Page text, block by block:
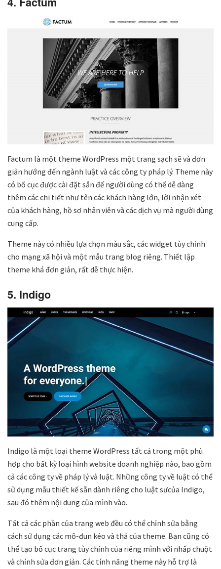
Factum là một theme WordPress một trang sạch sẽ và đơn
giản hướng đến ngành luật và các công ty pháp lý. Theme này
có bố cục được cài đặt sẵn để người dùng có thể dễ dàng
thêm các chi tiết như tên các khách hàng lớn, lời nhận xét
của khách hàng, hồ sơ nhân viên và các dịch vụ mà người dùng
cung cấp.
Theme này có nhiều lựa chọn màu sắc, các widget tùy chỉnh
cho mạng xã hội và một mẫu trang blog riêng. Thiết lập
theme khá đơn giản, rất dễ thực hiện.
5. Indigo
Indigo là một loại theme WordPress tất cả trong một phù
hợp cho bất kỳ loại hình website doanh nghiệp nào, bao gồm
cả các công ty về pháp lý và luật. Những công ty về luật có thể
sử dụng mẫu thiết kế sẵn dành riêng cho luật sưcủa Indigo,
sau đó thêm nội dung của mình vào.
Tất cả các phần của trang web đều có thể chỉnh sửa bằng
cách sử dụng các mô-đun kéo và thả của theme. Bạn cũng có
thể tạo bố cục trang tùy chỉnh của riêng mình với nhấp chuột
và chỉnh sửa đơn giản. Các tính năng theme này hỗ trợ là